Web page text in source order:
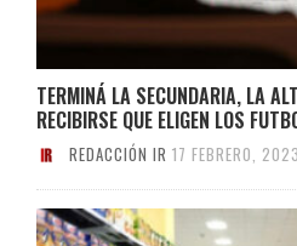
TERMINÁ LA SECUNDARIA, LA
RECIBIRSE QUE ELIGEN LOS
REDACCIÓN IR 17 FEBRERO, 2023